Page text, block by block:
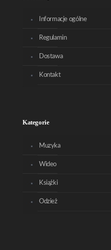
Informacje ogólne
Regulamin
Dostawa
Kontakt
Kategorie
Muzyka
Wideo
Książki
Odzież